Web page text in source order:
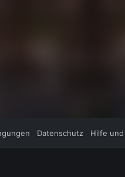
Datenschutz Hilfe